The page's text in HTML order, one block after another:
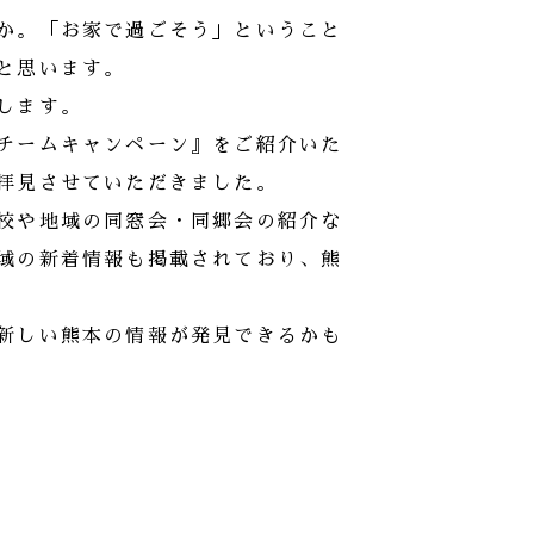
。「お家で過ごそう」ということ
思います。
ます。
ームキャンペーン』をご紹介いた
見させていただきました。
や地域の同窓会・同郷会の紹介な
の新着情報も掲載されており、熊
しい熊本の情報が発見できるかも